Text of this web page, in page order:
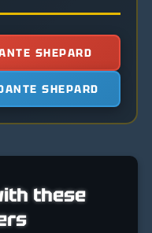
SHEPARD
SHEPARD
these